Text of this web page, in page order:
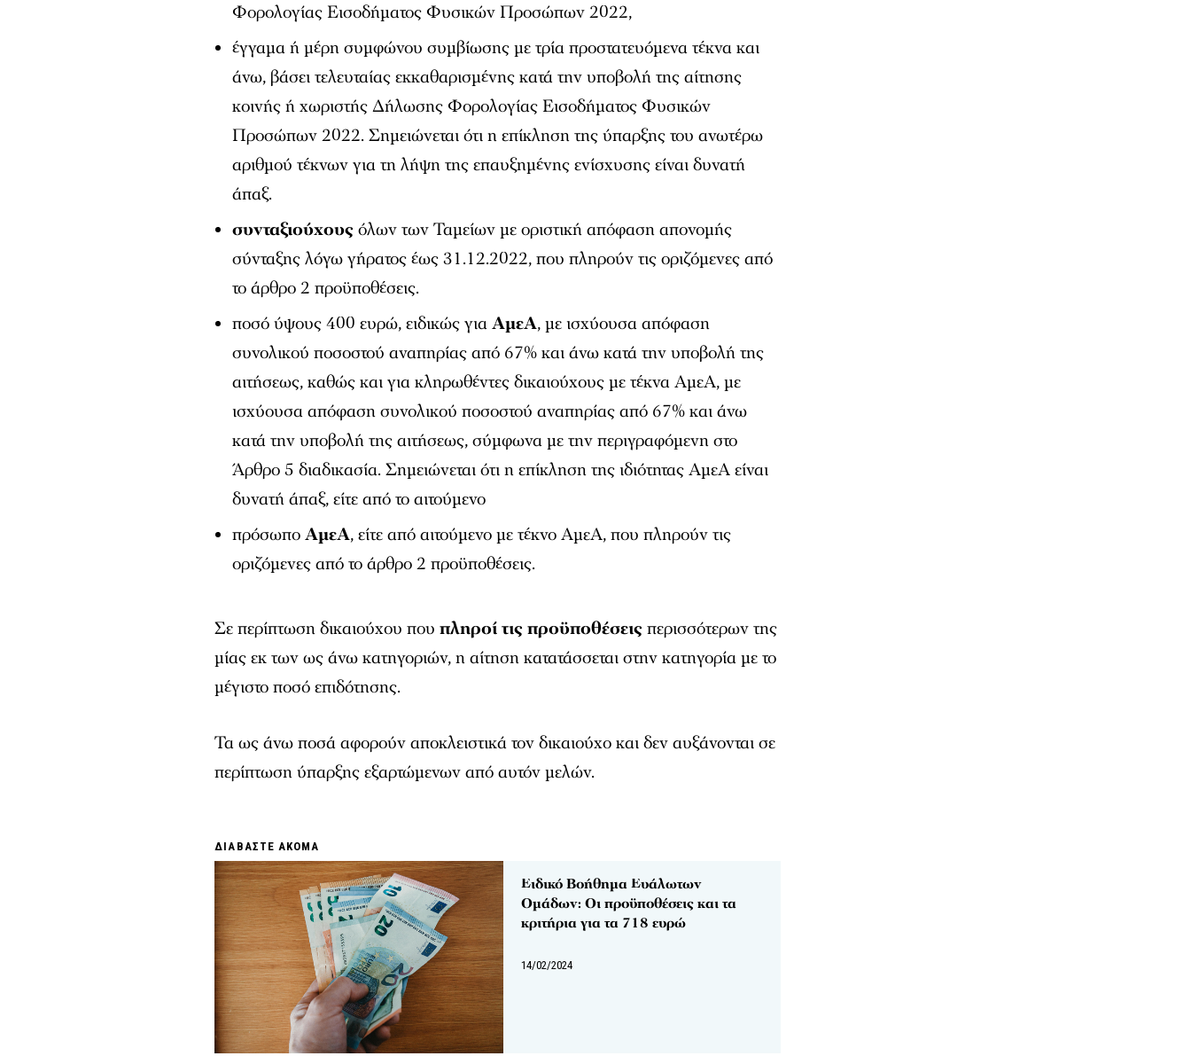
Φορολογίας Εισοδήματος Φυσικών Προσώπων 2022,
έγγαμα ή μέρη συμφώνου συμβίωσης με τρία προστατευόμενα τέκνα και
άνω, βάσει τελευταίας εκκαθαρισμένης κατά την υποβολή της αίτησης
κοινής ή χωριστής Δήλωσης Φορολογίας Εισοδήματος Φυσικών
Προσώπων 2022. Σημειώνεται ότι η επίκληση της ύπαρξης του ανωτέρω
αριθμού τέκνων για τη λήψη της επαυξημένης ενίσχυσης είναι δυνατή
άπαξ.
συνταξιούχους όλων των Ταμείων με οριστική απόφαση απονομής
σύνταξης λόγω γήρατος έως 31.12.2022, που πληρούν τις οριζόμενες από
το άρθρο 2 προϋποθέσεις.
ποσό ύψους 400 ευρώ, ειδικώς γιαΑμεΑ, με ισχύουσα απόφαση
συνολικού ποσοστού αναπηρίας από 67% και άνω κατά την υποβολή της
αιτήσεως, καθώς και για κληρωθέντες δικαιούχους με τέκνα ΑμεΑ, με
ισχύουσα απόφαση συνολικού ποσοστού αναπηρίας από 67% και άνω
κατά την υποβολή της αιτήσεως, σύμφωνα με την περιγραφόμενη στο
Άρθρο 5 διαδικασία. Σημειώνεται ότι η επίκληση της ιδιότητας ΑμεΑ είναι
δυνατή άπαξ, είτε από το αιτούμενο
πρόσωποΑμεΑ, είτε από αιτούμενο με τέκνο ΑμεΑ, που πληρούν τις
οριζόμενες από το άρθρο 2 προϋποθέσεις.
Σε περίπτωση δικαιούχου πουπληροί τις προϋποθέσεις περισσότερων της
μίας εκ των ως άνω κατηγοριών, η αίτηση κατατάσσεται στην κατηγορία με το
μέγιστο ποσό επιδότησης.
Τα ως άνω ποσά αφορούν αποκλειστικά τον δικαιούχο και δεν αυξάνονται σε
περίπτωση ύπαρξης εξαρτώμενων από αυτόν μελών.
ΔΙΑΒΑΣΤΕ ΑΚΟΜΑ
Ειδικό Βοήθημα Ευάλωτων
Ομάδων: Οι προϋποθέσεις και τα
κριτήρια για τα 718 ευρώ
14/02/2024